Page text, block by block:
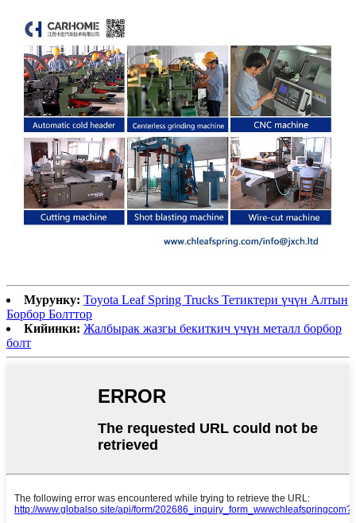
Мурунку: Toyota Leaf Spring Trucks Тетиктери үчүн Алтын
Борбор Болттор
Кийинки: Жалбырак жазгы бекиткич үчүн металл борбор
болт